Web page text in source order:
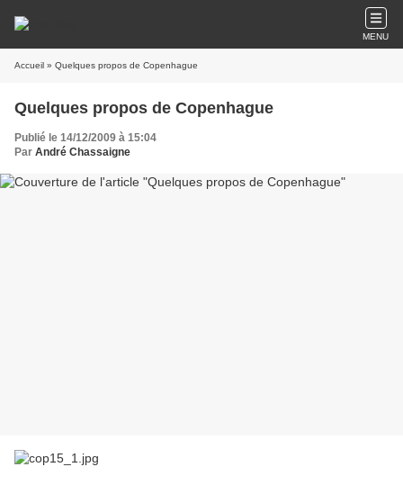
MENU
Accueil » Quelques propos de Copenhague
Quelques propos de Copenhague
Publié le 14/12/2009 à 15:04
Par André Chassaigne